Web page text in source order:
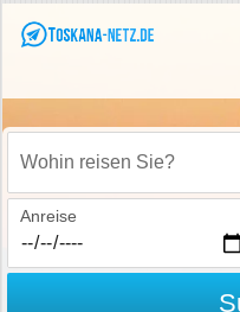
Wohin reisen Sie?
Anreise